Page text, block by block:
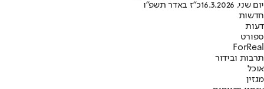
יום שני, 16.3.2026
כ"ז באדר תשפ"ו
חדשות
דעות
ספורט
ForReal
תרבות ובידור
אוכל
מגזין